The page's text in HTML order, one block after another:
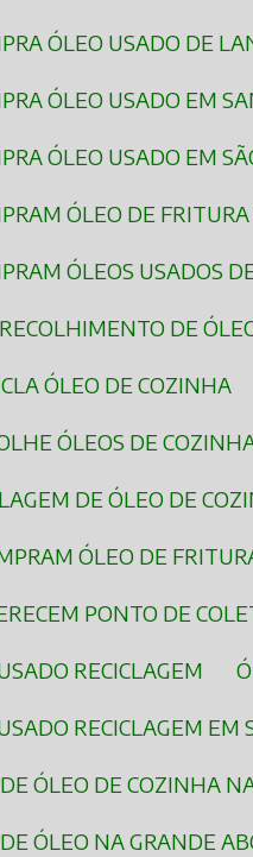
ÓLEO USADO DE
ÓLEO USADO EM
ÓLEO USADO EM
ÓLEO DE
ÓLEOS USADOS
RECOLHIMENTO DE
ÓLEO DE COZINHA
ÓLEOS DE
DE ÓLEO DE
ÓLEO DE
PONTO DE
RECICLAGEM
RECICLAGEM
DE ÓLEO DE COZINHA
ÓLEO NA GRANDE